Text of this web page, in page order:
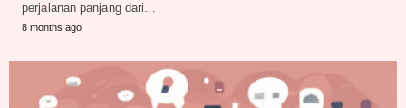
perjalanan panjang dari…
8 months ago